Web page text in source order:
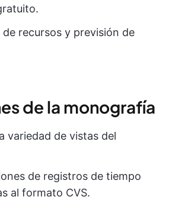
recursos y previsión de
de la monografía
variedad de vistas del
de registros de tiempo
al formato CVS.